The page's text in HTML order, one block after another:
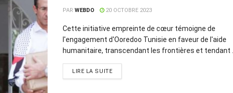
PAR WEBDO 20 OCTOBRE 2023
Cette initiative empreinte de cœur témoigne de
l'engagement d'Ooredoo Tunisie en faveur de l'aide
humanitaire, transcendant les frontières et tendant ...
LIRE LA SUITE